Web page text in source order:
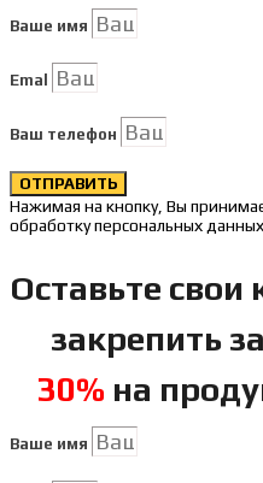
Ваше имя
Emal
Ваш телефон
ОТПРАВИТЬ
Нажимая на кнопку, Вы
обработку персональных
Оставьте
закрепить
30% на
Ваше имя